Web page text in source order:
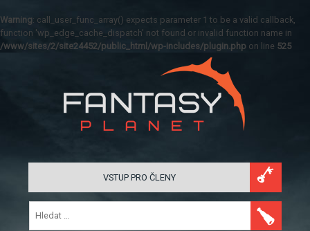
Warning: call_user_func_array() expects parameter 1 to be a valid callback,
function 'wp_edge_cache_dispatch' not found or invalid function name in
/www/sites/2/site24452/public_html/wp-includes/plugin.php on line 525
VSTUP PRO ČLENY